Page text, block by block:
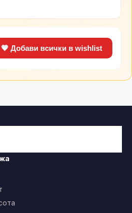
💗 Добави всички в wishlist